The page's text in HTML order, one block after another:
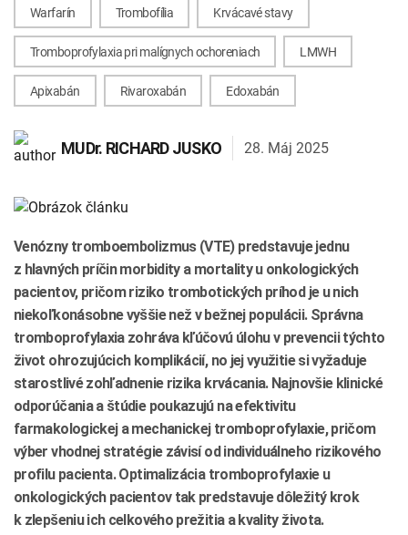
Genetika Covid-19 Žiadanky a tlačivá
Výsledky vyšetrení Kortizol Odberová príručka
INTOLERANCIA POTRAVÍN Lymská borelióza
Warfarín Trombofília Krvácavé stavy
Tromboprofylaxia pri malígnych ochoreniach LMWH
Apixabán Rivaroxabán Edoxabán
MUDr. RICHARD JUSKO 28. Máj 2025
Venózny tromboembolizmus (VTE) predstavuje jednu
z hlavných príčin morbidity a mortality u onkologických
pacientov, pričom riziko trombotických príhod je u nich
niekoľkonásobne vyššie než v bežnej populácii. Správna
tromboprofylaxia zohráva kľúčovú úlohu v prevencii týchto
život ohrozujúcich komplikácií, no jej využitie si vyžaduje
starostlivé zohľadnenie rizika krvácania. Najnovšie klinické
odporúčania a štúdie poukazujú na efektivitu
farmakologickej a mechanickej tromboprofylaxie, pričom
výber vhodnej stratégie závisí od individuálneho rizikového
profilu pacienta. Optimalizácia tromboprofylaxie u
onkologických pacientov tak predstavuje dôležitý krok
k zlepšeniu ich celkového prežitia a kvality života.